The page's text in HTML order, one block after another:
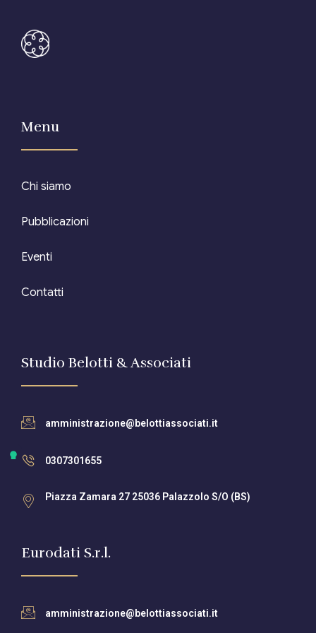
Editore Euroconference
Il Giornale del Revisore
Articoli
Menu
Chi siamo
Pubblicazioni
Eventi
Contatti
Studio Belotti & Associati
amministrazione@belottiassociati.it
0307301655
Piazza Zamara 27 25036 Palazzolo S/O (BS)
Eurodati S.r.l.
amministrazione@belottiassociati.it